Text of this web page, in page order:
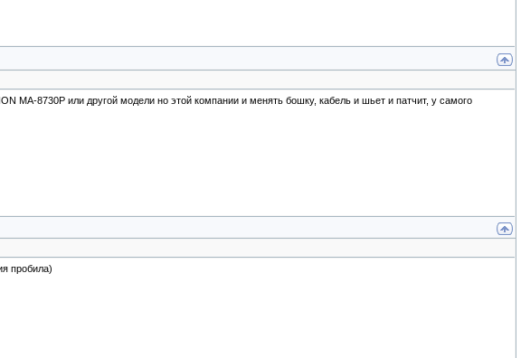
MA-8730P или другой модели но этой компании и менять бошку, кабель и шьет и патчит, у самого
пробила)